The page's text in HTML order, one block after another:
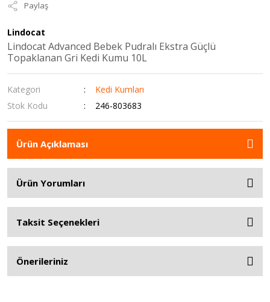
Paylaş
Lindocat
Lindocat Advanced Bebek Pudralı Ekstra Güçlü
Topaklanan Gri Kedi Kumu 10L
Kategori
Kedi Kumları
Stok Kodu
246-803683
Ürün Açıklaması
Ürün Yorumları
Taksit Seçenekleri
Önerileriniz